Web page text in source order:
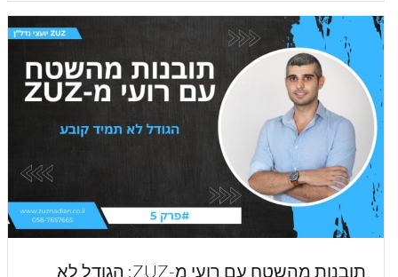
תובנות מהשטח עם רועי מ-ZUZ: הגודל לא